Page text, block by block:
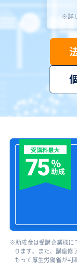
詳
助成金は受講企業様
ります。また、講座修
もって厚生労働省が判